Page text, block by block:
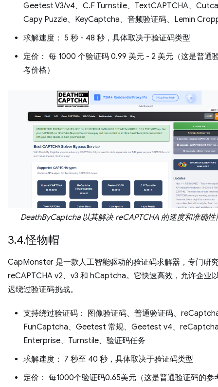
Geetest V3/v4、C.F Turnstile、TextCAPTCHA、
Capy Puzzle、KeyCaptcha、音频验证码、Lemin
求解速度： 5 秒 - 48 秒，具体取决于验证码类型
定价： 每 1000 个验证码 0.99 美元 - 2 美元（这是普通
考价格）
DeathByCaptcha 以其解决 reCAPTCHA 的速度和准确性
3.4.怪物帽
CapMonster 是一款人工智能驱动的验证码求解器，专门研
reCAPTCHA v2、v3 和 hCaptcha。它快速高效，允许企业
迟绕过验证码挑战。
支持绕过验证码： 图像验证码、普通验证码、
FunCaptcha、Geetest 常规、Geetest v4、
Enterprise、Turnstile、验证码任务
求解速度： 7 秒至 40 秒，具体取决于验证码类型
定价： 每1000个验证码0.65美元（这是普通验证码的参